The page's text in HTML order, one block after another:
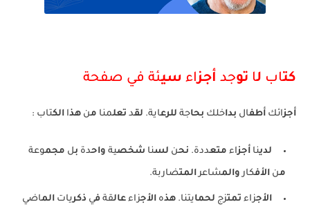
كتاب لا توجد أجزاء سيئة في صفحة
أجزائك أطفال بداخلك بحاجة للرعاية. لقد تعلمنا من هذا الكتاب :
لدينا أجزاء متعددة. نحن لسنا شخصية واحدة بل مجموعة
من الأفكاروالمشاعرالمتضاربة.
الأجزاء تمتزج لحمايتنا. هذه الأجزاء عالقة في ذكريات الماضي